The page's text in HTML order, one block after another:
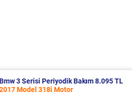
Periyodik Bakım 8.095 TL
318i Motor